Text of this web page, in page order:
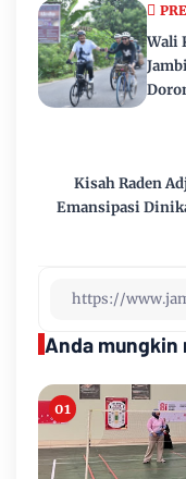
Kisah Raden
Emansipasi
Wali
Anda